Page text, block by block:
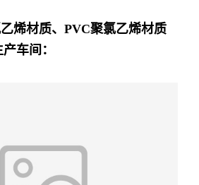
烯材质、PVC聚氯乙烯材质
车间：